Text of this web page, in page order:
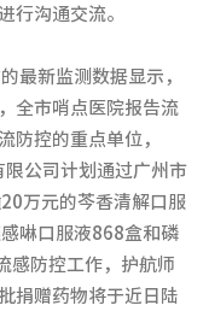
行沟通交流。
最新监测数据显示，
全市哨点医院报告流
防控的重点单位，
公司计划通过广州市
万元的芩香清解口服
啉口服液868盒和磷
感防控工作，护航师
捐赠药物将于近日陆